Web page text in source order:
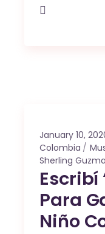
January 10,
Colombia
Sherling
Escribí
Para
Niño